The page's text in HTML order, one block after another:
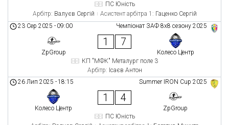
ПС Юність
Арбітр: Валуєв Сергій Асистент арбітра 1: Гаценко Сергій
Чемпіонат ЗАФ 8x8 сезону 2025
23 Сер 2025 - 09:00
ZpGroup
1 7
Колесо Центр
КП "МФК" Металург поле 3
Арбітр: Ісаєв Антон
Summer IRON Cup 2025
26 Лип 2025 -18:15
Колесо Центр
1 4
ZpGroup
ПС Юність